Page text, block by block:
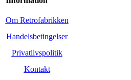
Om Retrofabrikken
Handelsbetingelser
Privatlivspolitik
Kontakt